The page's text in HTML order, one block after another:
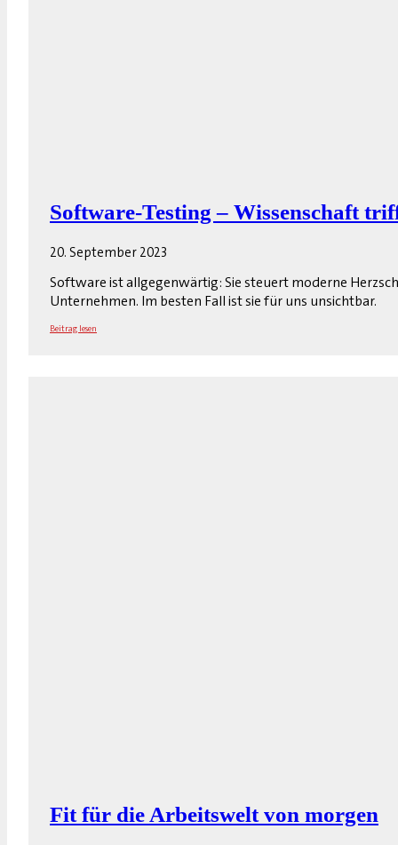
Software-Testing – Wissenschaft
20. September 2023
Software ist allgegenwärtig: Sie steuert moderne
Unternehmen. Im besten Fall ist sie für uns unsichtbar.
Beitrag lesen
Fit für die Arbeitswelt von morgen